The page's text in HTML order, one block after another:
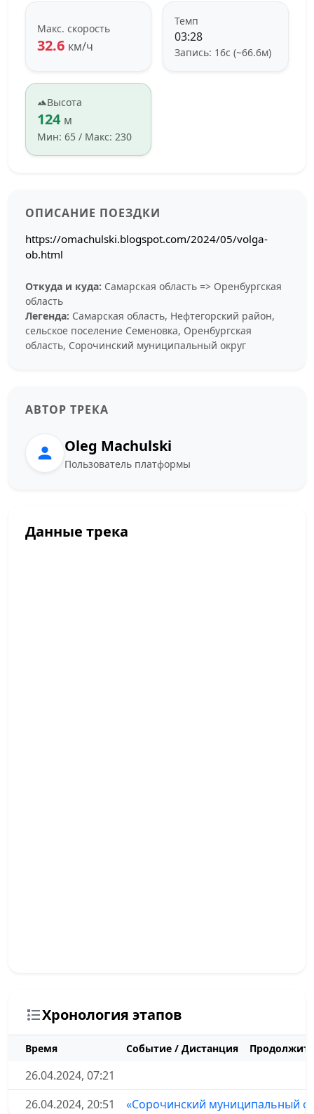
Макс. скорость
32.6 км/ч
Темп
03:28
Запись: 16с (~66.6м)
Высота
124 м
Мин: 65 / Макс: 230
ОПИСАНИЕ ПОЕЗДКИ
https://omachulski.blogspot.com/2024/05/volga-
ob.html
Откуда и куда: Самарская область => Оренбургская
область
Легенда: Самарская область, Нефтегорский район,
сельское поселение Семеновка, Оренбургская
область, Сорочинский муниципальный округ
АВТОР ТРЕКА
Oleg Machulski
Пользователь платформы
Данные трека
Хронология этапов
Время Событие / Дистанция
26.04.2024, 07:21
26.04.2024, 20:51
«Сорочинский муниципальный